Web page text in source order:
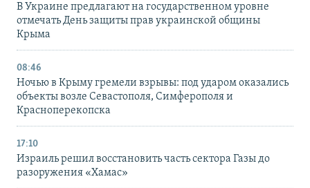
В Украине предлагают на государственном уровне
отмечать День защиты прав украинской общины
Крыма
08:46
Ночью в Крыму гремели взрывы: под ударом оказались
объекты возле Севастополя, Симферополя и
Красноперекопска
17:10
Израиль решил восстановить часть сектора Газы до
разоружения «Хамас»